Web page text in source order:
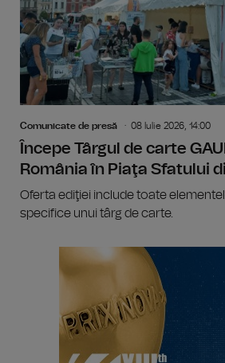
Comunicate de presă 08 Iulie 2026, 14:00
Începe Târgul de carte
România în Piaţa Sfatului
Oferta ediţiei include toate
specifice unui târg de carte.